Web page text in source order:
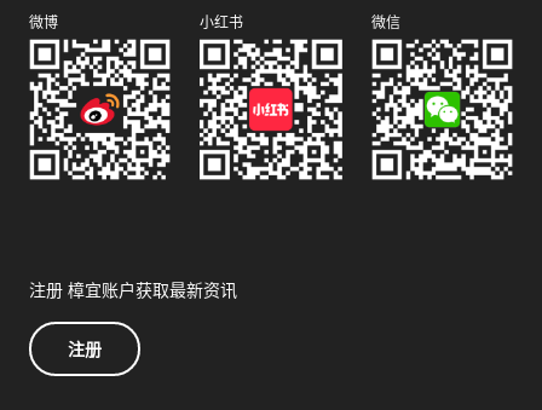
微博 小红书 微信
注册 樟宜账户获取最新资讯
注册